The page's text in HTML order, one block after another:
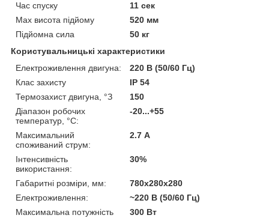
Час спуску
11 сек
Мах висота підйому
520 мм
Підйомна сила
50 кг
Користувальницькі характеристики
Електроживлення двигуна:
220 В (50/60 Гц)
Клас захисту
IP 54
Термозахист двигуна, °З
150
Діапазон робочих
температур, °С:
-20...+55
Максимальний
споживаний струм:
2.7 А
Інтенсивність
використання:
30%
Габаритні розміри, мм:
780х280х280
Електроживлення:
~220 В (50/60 Гц)
Максимальна потужність
300 Вт